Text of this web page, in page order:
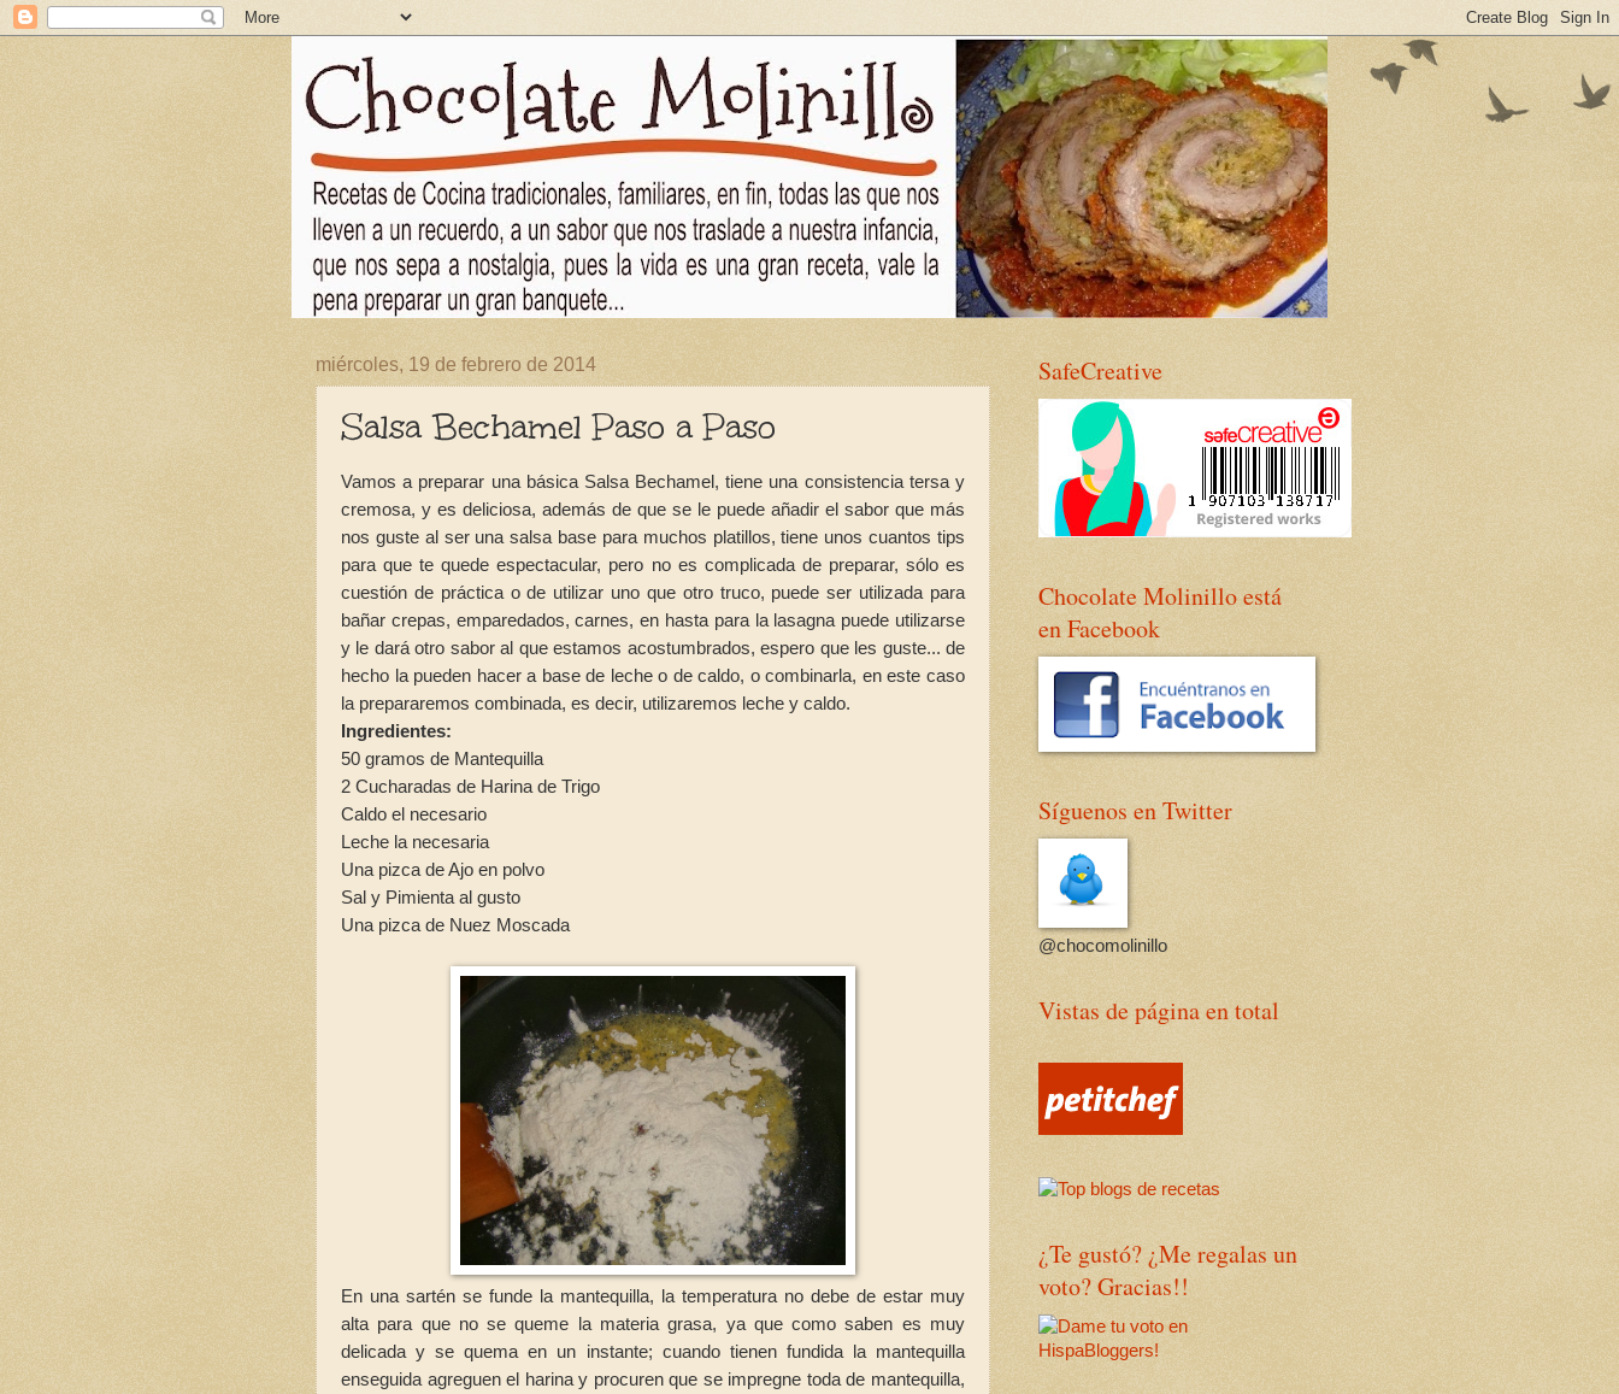
miércoles, 19 de febrero de 2014
Salsa Bechamel Paso a Paso
Vamos a preparar una básica Salsa Bechamel, tiene una consistencia tersa y
cremosa, y es deliciosa, además de que se le puede añadir el sabor que más
nos guste al ser una salsa base para muchos platillos, tiene unos cuantos tips
para que te quede espectacular, pero no es complicada de preparar, sólo es
cuestión de práctica o de utilizar uno que otro truco, puede ser utilizada para
bañar crepas, emparedados, carnes, en hasta para la lasagna puede utilizarse
y le dará otro sabor al que estamos acostumbrados, espero que les guste... de
hecho la pueden hacer a base de leche o de caldo, o combinarla, en este caso
la prepararemos combinada, es decir, utilizaremos leche y caldo.
Ingredientes:
50 gramos de Mantequilla
2 Cucharadas de Harina de Trigo
Caldo el necesario
Leche la necesaria
Una pizca de Ajo en polvo
Sal y Pimienta al gusto
Una pizca de Nuez Moscada
En una sartén se funde la mantequilla, la temperatura no debe de estar muy
alta para que no se queme la materia grasa, ya que como saben es muy
delicada y se quema en un instante; cuando tienen fundida la mantequilla
enseguida agreguen el harina y procuren que se impregne toda de mantequilla,
SafeCreative
Chocolate Molinillo está
en Facebook
Síguenos en Twitter
@chocomolinillo
Vistas de página en total
¿Te gustó? ¿Me regalas un
voto? Gracias!!